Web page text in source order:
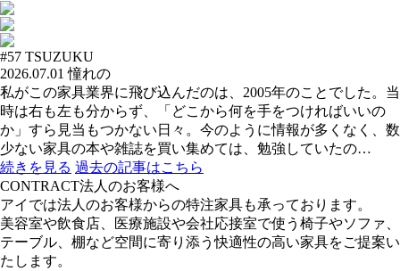
#57 TSUZUKU
2026.07.01 憧れの
私がこの家具業界に飛び込んだのは、2005年のことでした。当
時は右も左も分からず、「どこから何を手をつければいいの
か」すら見当もつかない日々。今のように情報が多くなく、数
少ない家具の本や雑誌を買い集めては、勉強していたの…
続きを見る 過去の記事はこちら
CONTRACT法人のお客様へ
アイでは法人のお客様からの特注家具も承っております。
美容室や飲食店、医療施設や会社応接室で使う椅子やソファ、
テーブル、棚など空間に寄り添う快適性の高い家具をご提案い
たします。